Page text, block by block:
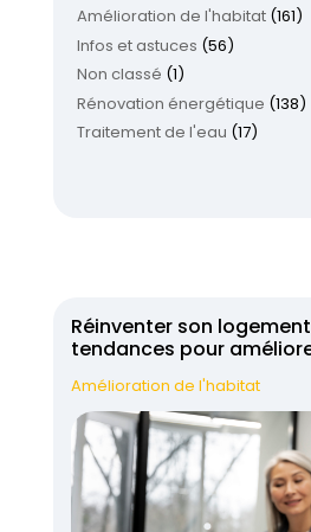
Amélioration de l'habitat(161)
Infos et astuces (56)
Non classé (1)
Rénovation énergétique (138)
Traitement de l'eau (17)
Réinventer son
tendances pour
Amélioration de l'habitat